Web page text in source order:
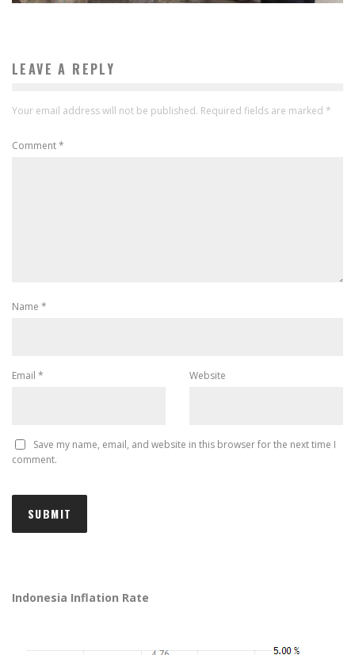
LEAVE A REPLY
Your email address will not be published. Required fields are marked *
Comment*
Name *
Email * Website
Save my name, email, and website in this browser for the next time I
comment.
Indonesia Inflation Rate